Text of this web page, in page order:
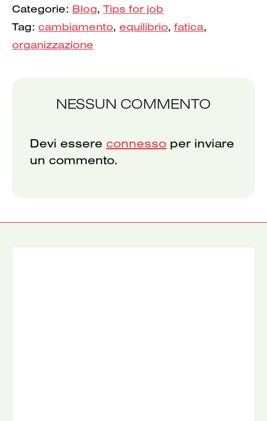
Categorie: Blog, Tips for job
Tag: cambiamento, equilibrio, fatica,
organizzazione
NESSUN COMMENTO
Devi essere connesso per inviare
un commento.